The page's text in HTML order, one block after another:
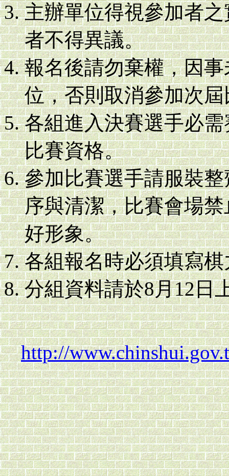
主辦單位得視參加者
者不得異議。
報名後請勿棄權，因
位，否則取消參加次
各組進入決賽選手必
比賽資格。
參加比賽選手請服裝
序與清潔，比賽會場
好形象。
各組報名時必須填寫棋
分組資料請於8月12日
http://